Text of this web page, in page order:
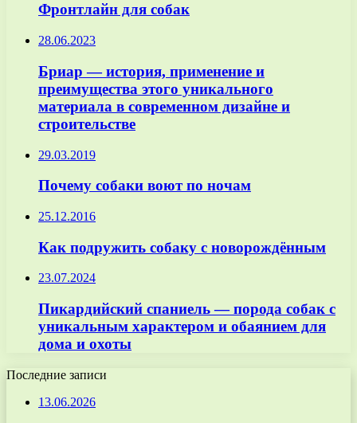
Фронтлайн для собак
28.06.2023
Бриар — история, применение и
преимущества этого уникального
материала в современном дизайне и
строительстве
29.03.2019
Почему собаки воют по ночам
25.12.2016
Как подружить собаку с новорождённым
23.07.2024
Пикардийский спаниель — порода собак с
уникальным характером и обаянием для
дома и охоты
Последние записи
13.06.2026